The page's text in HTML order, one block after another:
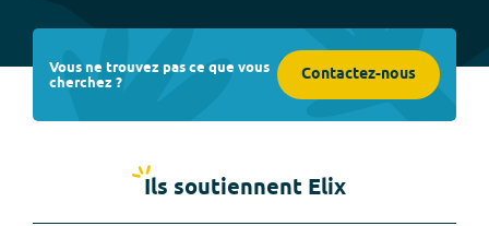
Vous ne trouvez pas ce que vous
cherchez ? Contactez-nous
Ils soutiennent Elix